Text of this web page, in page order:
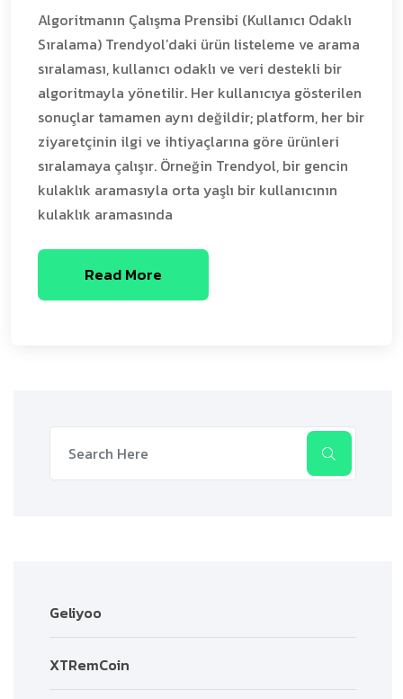
Algoritmanın Çalışma Prensibi (Kullanıcı Odaklı
Sıralama) Trendyol’daki ürün listeleme ve arama
sıralaması, kullanıcı odaklı ve veri destekli bir
algoritmayla yönetilir. Her kullanıcıya gösterilen
sonuçlar tamamen aynı değildir; platform, her bir
ziyaretçinin ilgi ve ihtiyaçlarına göre ürünleri
sıralamaya çalışır​. Örneğin Trendyol, bir gencin
kulaklık aramasıyla orta yaşlı bir kullanıcının
kulaklık aramasında
Read More
Geliyoo
XTRemCoin